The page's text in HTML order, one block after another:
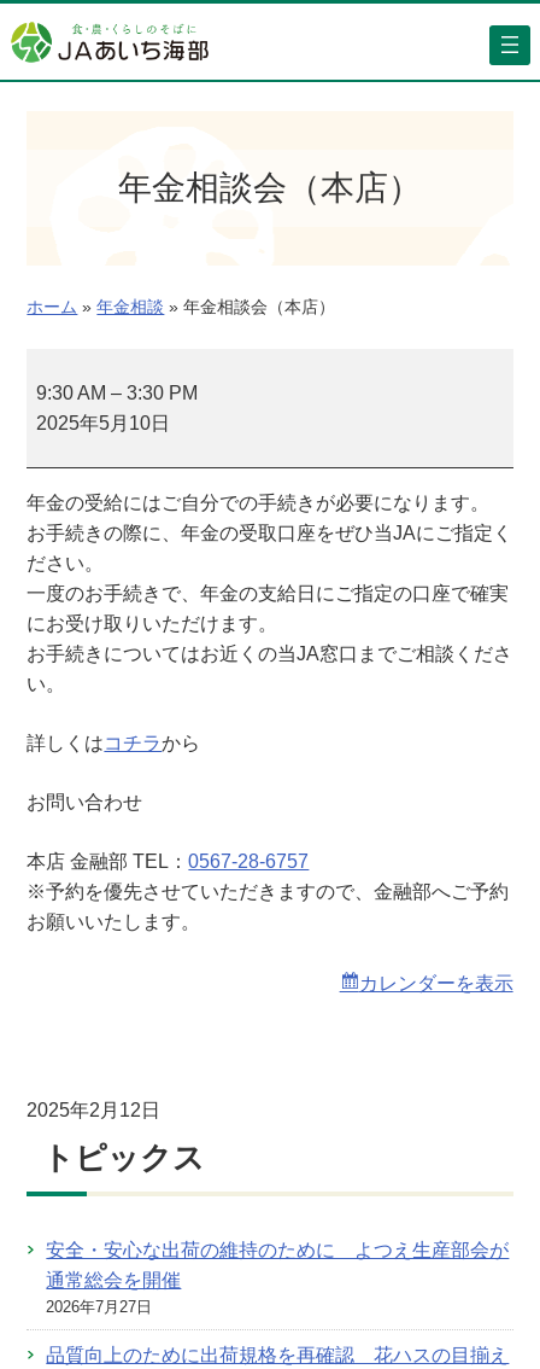
容
を
年金相談会（本店）
ホーム » 年金相談 » 年金相談会（本店）
金
相
（
本
店
9:30 AM –3:30 PM
2025年5月10日
年金の受給にはご自分での手続きが必要になります。
お手続きの際に、年金の受取口座をぜひ当JAにご指定く
ださい。
一度のお手続きで、年金の支給日にご指定の口座で確実
にお受け取りいただけます。
お手続きについてはお近くの当JA窓口までご相談くださ
い。
詳しくはコチラから
お問い合わせ
本店 金融部 TEL：0567-28-6757
※予約を優先させていただきますので、金融部へご予約
お願いいたします。
カレンダーを表示
2025年2月12日
トピックス
安全・安心な出荷の維持のために よつえ生産部会が
通常総会を開催
2026年7月27日
品質向上のために出荷規格を再確認 花ハスの目揃え